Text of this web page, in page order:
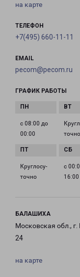
на карте
ТЕЛЕФОН
+7(495) 660-11-11
EMAIL
pecom@pecom.ru
ГРАФИК РАБОТЫ
с 08:00 до
00:00
точно
Круглосу­
точно
с
16:00
БАЛАШИХА
Московская обл., г.
24
на карте